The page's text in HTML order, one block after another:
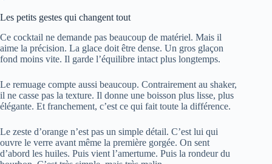
Les petits gestes qui changent tout
Ce cocktail ne demande pas beaucoup de matériel. Mais il
aime la précision. La glace doit être dense. Un gros glaçon
fond moins vite. Il garde l’équilibre intact plus longtemps.
Le remuage compte aussi beaucoup. Contrairement au shaker,
il ne casse pas la texture. Il donne une boisson plus lisse, plus
élégante. Et franchement, c’est ce qui fait toute la différence.
Le zeste d’orange n’est pas un simple détail. C’est lui qui
ouvre le verre avant même la première gorgée. On sent
d’abord les huiles. Puis vient l’amertume. Puis la rondeur du